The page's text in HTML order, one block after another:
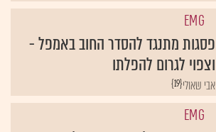
EMG
פסגות מתנגד להסדר החוב באמפל -
וצפוי לגרום להפלתו
{19}אבי שאולי
EMG